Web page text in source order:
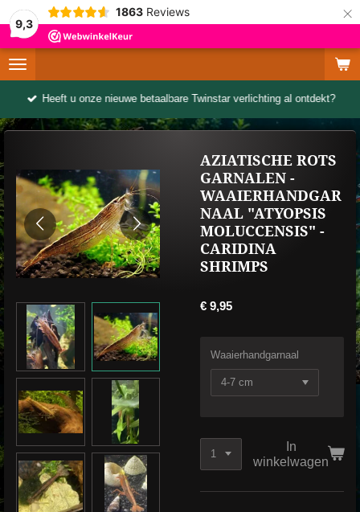
9,3
1863 Reviews ×
Heeft u onze nieuwe betaalbare Twinstar verlichting al ontdekt?
AZIATISCHE ROTS
GARNALEN -
WAAIERHANDGAR
NAAL "ATYOPSIS
MOLUCCENSIS" -
CARIDINA
SHRIMPS
€ 9,95
Waaierhandgarnaal
In
winkelwagen